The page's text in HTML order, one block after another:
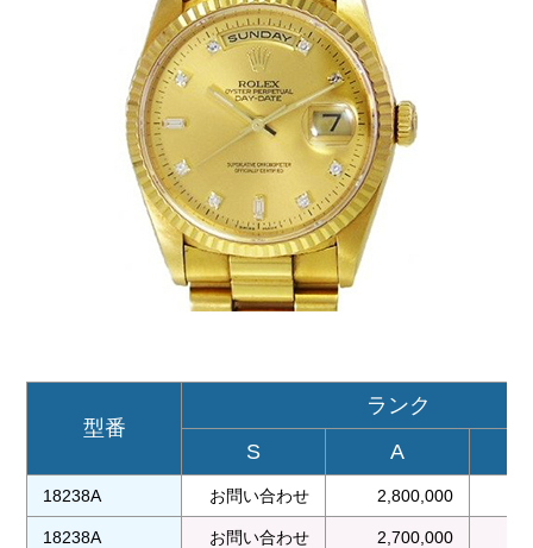
型番
ランク
S
A
18238A お問い合わせ 2,800,000
18238A お問い合わせ 2,700,000